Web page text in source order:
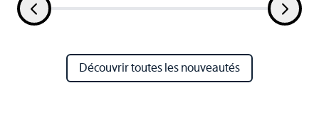
Découvrir toutes les nouveautés